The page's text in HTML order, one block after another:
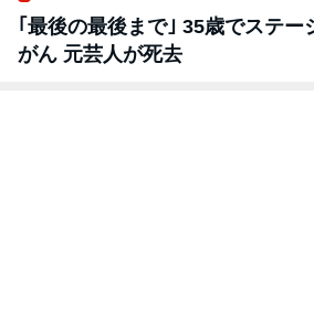
｢最後の最後まで｣ 35歳でステー
がん 元芸人が死去